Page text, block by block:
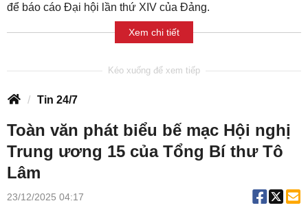
để báo cáo Đại hội lần thứ XIV của Đảng.
Xem chi tiết
Tin 24/7
Toàn văn phát biểu bế mạc Hội nghị
Trung ương 15 của Tổng Bí thư Tô
Lâm
23/12/2025 04:17